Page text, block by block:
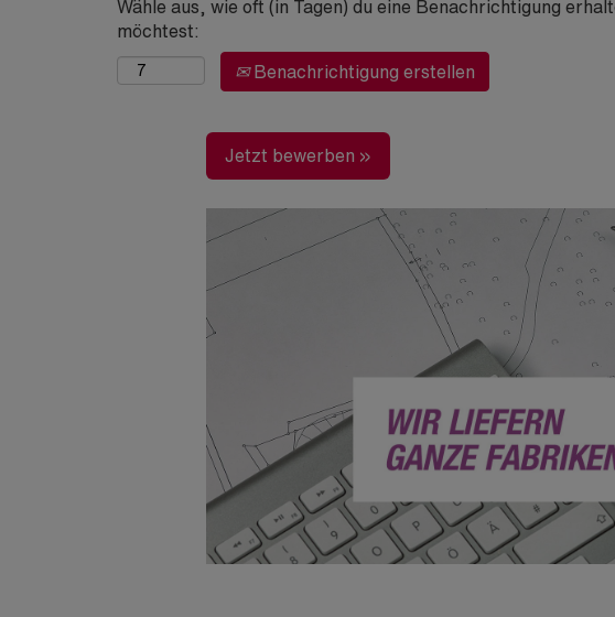
Wähle aus, wie oft (in Tagen) du eine Benachrichtigung
möchtest:
Benachrichtigung erstellen
Jetzt bewerben »